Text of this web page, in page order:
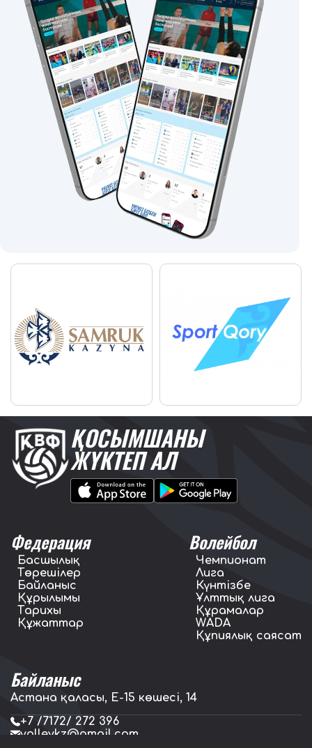
ҚОСЫМШАНЫ
ЖҮКТЕП АЛ
Федерация
Басшылық
Төрешілер
Байланыс
Құрылымы
Тарихы
Құжаттар
Волейбол
Чемпионат
Лига
Күнтізбе
Ұлттық лига
Құрамалар
WADA
Құпиялық саясат
Байланыс
Астана қаласы, E-15 көшесі, 14
+7 /7172/ 272 396
volleykz@gmail.com